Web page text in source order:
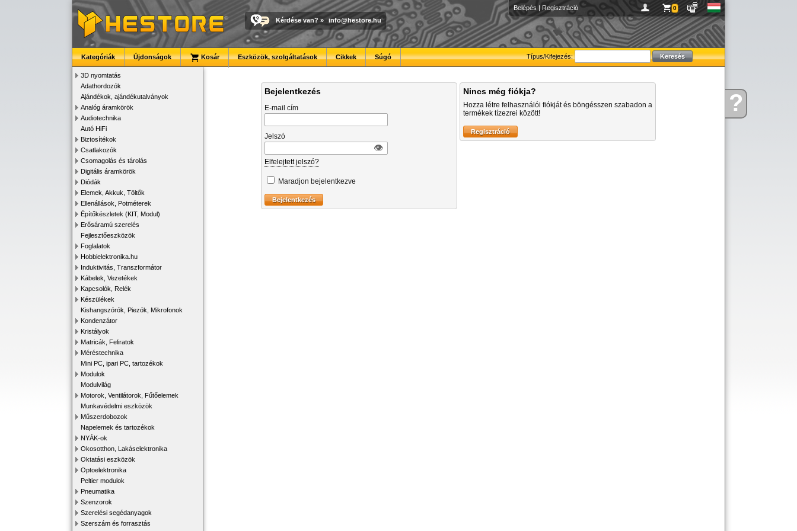
Kérdése?
Belépés | Regisztráció 0
Kérdése van? » info@hestore.hu
Típus/Kifejezés:
Kategóriák Újdonságok Kosár Eszközök, szolgáltatások Cikkek Súgó
3D nyomtatás
Adathordozók
Ajándékok, ajándékutalványok
Analóg áramkörök
Audiotechnika
Autó HiFi
Biztosítékok
Csatlakozók
Csomagolás és tárolás
Digitális áramkörök
Diódák
Elemek, Akkuk, Töltők
Ellenállások, Potméterek
Építőkészletek (KIT, Modul)
Erősáramú szerelés
Fejlesztőeszközök
Foglalatok
Hobbielektronika.hu
Induktivitás, Transzformátor
Kábelek, Vezetékek
Kapcsolók, Relék
Készülékek
Kishangszórók, Piezók, Mikrofonok
Kondenzátor
Kristályok
Matricák, Feliratok
Méréstechnika
Mini PC, ipari PC, tartozékok
Modulok
Modulvilág
Motorok, Ventilátorok, Fűtőelemek
Munkavédelmi eszközök
Műszerdobozok
Napelemek és tartozékok
NYÁK-ok
Okosotthon, Lakáselektronika
Oktatási eszközök
Optoelektronika
Peltier modulok
Pneumatika
Szenzorok
Szerelési segédanyagok
Szerszám és forrasztás
Bejelentkezés
E-mail cím
Jelszó
👁︎
Elfelejtett jelszó?
Maradjon bejelentkezve
Nincs még fiókja?
Hozza létre felhasználói fiókját és böngésszen szabadon a
termékek tízezrei között!